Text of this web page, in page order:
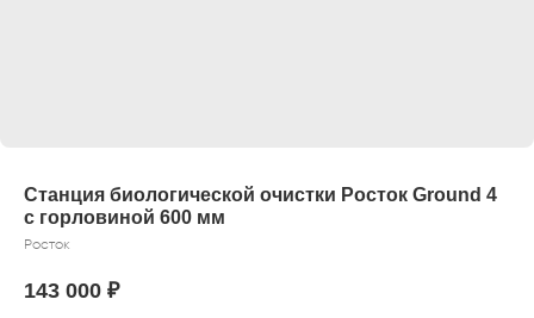
Станция биологической очистки Росток Ground 4
с горловиной 600 мм
Росток
143 000 ₽